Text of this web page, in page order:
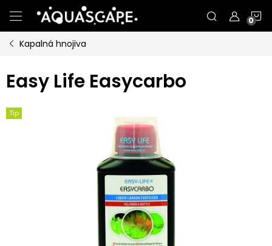
na
obsah
Kapalná hnojiva
Easy Life Easycarbo
Tip